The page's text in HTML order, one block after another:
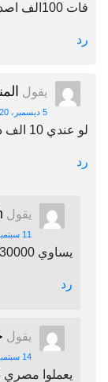
فات 100الف اصدار1993موبيل رقم01226312609
رد
يقول
5 ديسمبر، 2020 الساعة 4:24 م
لو عندي 10 الف دينار ليبي في مصر يعملو كام مصري
رد
يقول
11 سبتمبر، 2021 الساعة 6:51 م
يساوي 30000ألف جنيه مصري
رد
يقول
14 سبتمبر، 2021 الساعة 1:42 ص
يعملوا مصري 33الف